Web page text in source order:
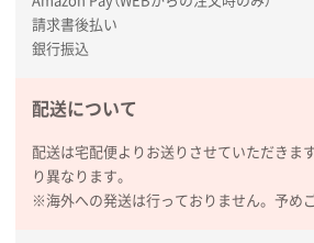
2026年01月27日 13:12
毎年注文しており、信頼できるか
熊本県S社様
ぺんてる ビクーニャフィール
2026年01月26日 15:45
印刷範囲が広かったから、取扱商
請求書後払い
銀行振込
配送について
配送は宅配便よりお送りさせていただきま
り異なります。
※海外への発送は行っておりません。予め